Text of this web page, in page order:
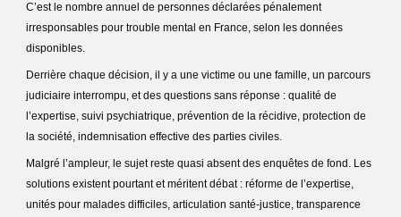
C’est le nombre annuel de personnes déclarées pénalement
irresponsables pour trouble mental en France, selon les données
disponibles.
Derrière chaque décision, il y a une victime ou une famille, un parcours
judiciaire interrompu, et des questions sans réponse : qualité de
l’expertise, suivi psychiatrique, prévention de la récidive, protection de
la société, indemnisation effective des parties civiles.
Malgré l’ampleur, le sujet reste quasi absent des enquêtes de fond. Les
solutions existent pourtant et méritent débat : réforme de l’expertise,
unités pour malades difficiles, articulation santé-justice, transparence